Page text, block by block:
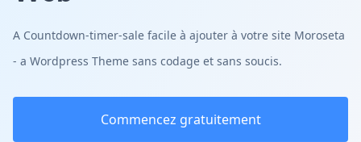
A Countdown-timer-sale facile à ajouter à votre site Moroseta
- a Wordpress Theme sans codage et sans soucis.
Commencez gratuitement